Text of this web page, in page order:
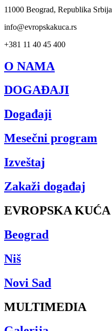
11000 Beograd, Republika Srbija
info@evropskakuca.rs
+381 11 40 45 400
O NAMA
DOGAĐAJI
Događaji
Mesečni program
Izveštaj
Zakaži događaj
EVROPSKA KUĆA
Beograd
Niš
Novi Sad
MULTIMEDIA